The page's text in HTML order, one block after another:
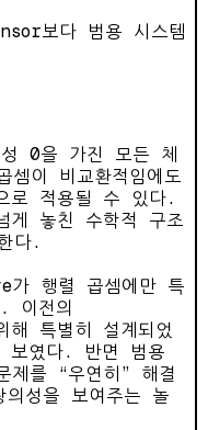
보다 범용 시스템
0을 가진 모든 체
이 비교환적임에도
로 적용될 수 있다.
게 놓친 수학적 구조
다.
가 행렬 곱셈에만 특
이전의
특별히 설계되었
보였다. 반면 범용
를 “우연히” 해결
성을 보여주는 놀